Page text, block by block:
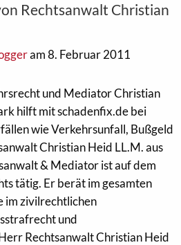
Rechtsanwalt Christian
am 8. Februar 2011
und Mediator Christian
hilft mit schadenfix.de bei
wie Verkehrsunfall, Bußgeld
Christian Heid LL.M. aus
& Mediator ist auf dem
tätig. Er berät im gesamten
im zivilrechtlichen
und
Rechtsanwalt Christian Heid